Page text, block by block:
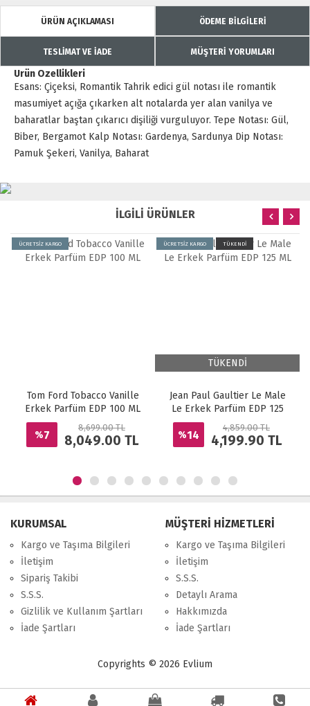
ÜRÜN AÇIKLAMASI ÖDEME BİLGİLERİ
TESLİMAT VE İADE MÜŞTERİ YORUMLARI
Ürün Özellikleri
Esans: Çiçeksi, Romantik Tahrik edici gül notası ile romantik
masumiyet açığa çıkarken alt notalarda yer alan vanilya ve
baharatlar baştan çıkarıcı dişiliği vurguluyor. Tepe Notası: Gül,
Biber, Bergamot Kalp Notası: Gardenya, Sardunya Dip Notası:
Pamuk Şekeri, Vanilya, Baharat
İLGİLİ ÜRÜNLER
ÜCRETSİZ KARGO
Tom Ford Tobacco Vanille
Erkek Parfüm EDP 100 ML
%7
8,699.00 TL
8,049.00 TL
ÜCRETSİZ KARGO TÜKENDİ
TÜKENDİ
Jean Paul Gaultier Le Male
Le Erkek Parfüm EDP 125
ML
%14
4,859.00 TL
4,199.90 TL
KURUMSAL
Kargo ve Taşıma Bilgileri
İletişim
Sipariş Takibi
S.S.S.
Gizlilik ve Kullanım Şartları
İade Şartları
MÜŞTERİ HİZMETLERİ
Kargo ve Taşıma Bilgileri
İletişim
S.S.S.
Detaylı Arama
Hakkımızda
İade Şartları
Copyrights © 2026 Evlium